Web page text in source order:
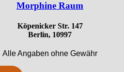
Morphine Raum
Köpenicker Str. 147
Berlin, 10997
Alle Angaben ohne Gewähr